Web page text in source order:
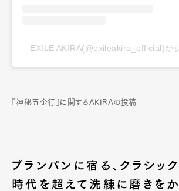
EXILE AKIRA(@exileakira_official)が
『神秘五金行』に関するAKIRAの投稿
ブランパンに宿る、クラシック
時代を超えて洗練に磨きを